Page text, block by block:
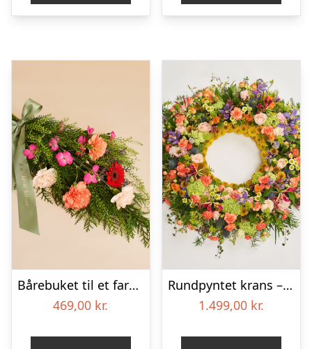
Bårebuket til et farverigt minde med bånd
469,00 kr.
Rundpyntet krans – Et farverigt farvel
1.499,00 kr.